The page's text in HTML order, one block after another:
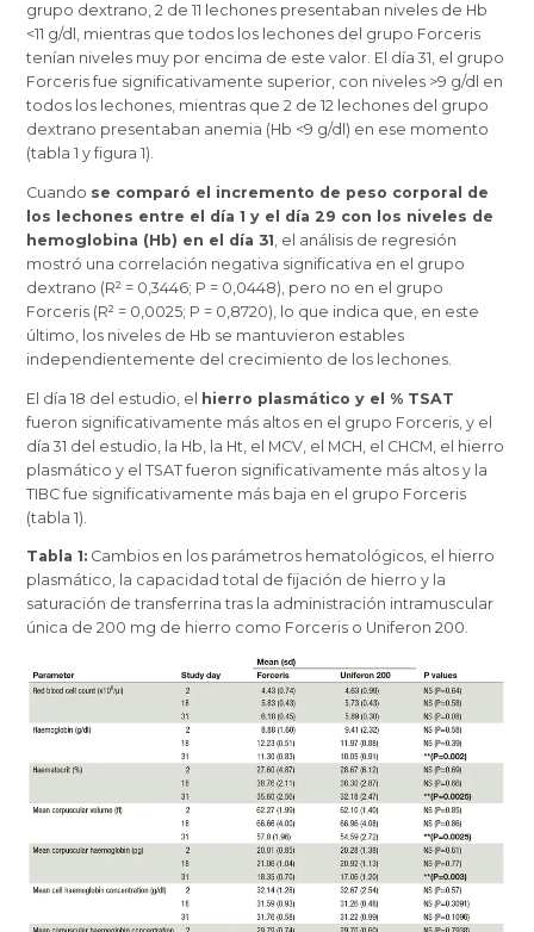
grupo dextrano, 2 de 11 lechones presentaban niveles de Hb
<11 g/dl, mientras que todos los lechones del grupo Forceris
tenían niveles muy por encima de este valor. El día 31, el grupo
Forceris fue significativamente superior, con niveles >9 g/dl en
todos los lechones, mientras que 2 de 12 lechones del grupo
dextrano presentaban anemia (Hb <9 g/dl) en ese momento
(tabla 1 y figura 1).
Cuando se comparó el incremento de peso corporal de
los lechones entre el día 1 y el día 29 con los niveles de
hemoglobina (Hb) en el día 31, el análisis de regresión
mostró una correlación negativa significativa en el grupo
dextrano (R² = 0,3446; P = 0,0448), pero no en el grupo
Forceris (R² = 0,0025; P = 0,8720), lo que indica que, en este
último, los niveles de Hb se mantuvieron estables
independientemente del crecimiento de los lechones.
El día 18 del estudio, el hierro plasmático y el % TSAT
fueron significativamente más altos en el grupo Forceris, y el
día 31 del estudio, la Hb, la Ht, el MCV, el MCH, el CHCM, el hierro
plasmático y el TSAT fueron significativamente más altos y la
TIBC fue significativamente más baja en el grupo Forceris
(tabla 1).
Tabla 1: Cambios en los parámetros hematológicos, el hierro
plasmático, la capacidad total de fijación de hierro y la
saturación de transferrina tras la administración intramuscular
única de 200 mg de hierro como Forceris o Uniferon 200.